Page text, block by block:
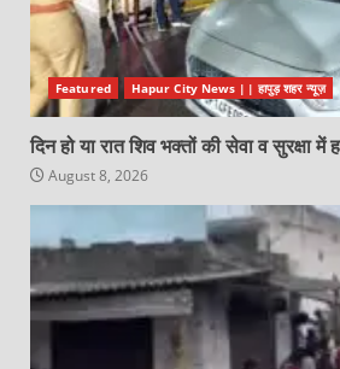
Featured Hapur City News || हापुड़ शहर न्यूज़
दिन हो या रात शिव भक्तों की सेवा व सुरक्षा
August 8, 2026